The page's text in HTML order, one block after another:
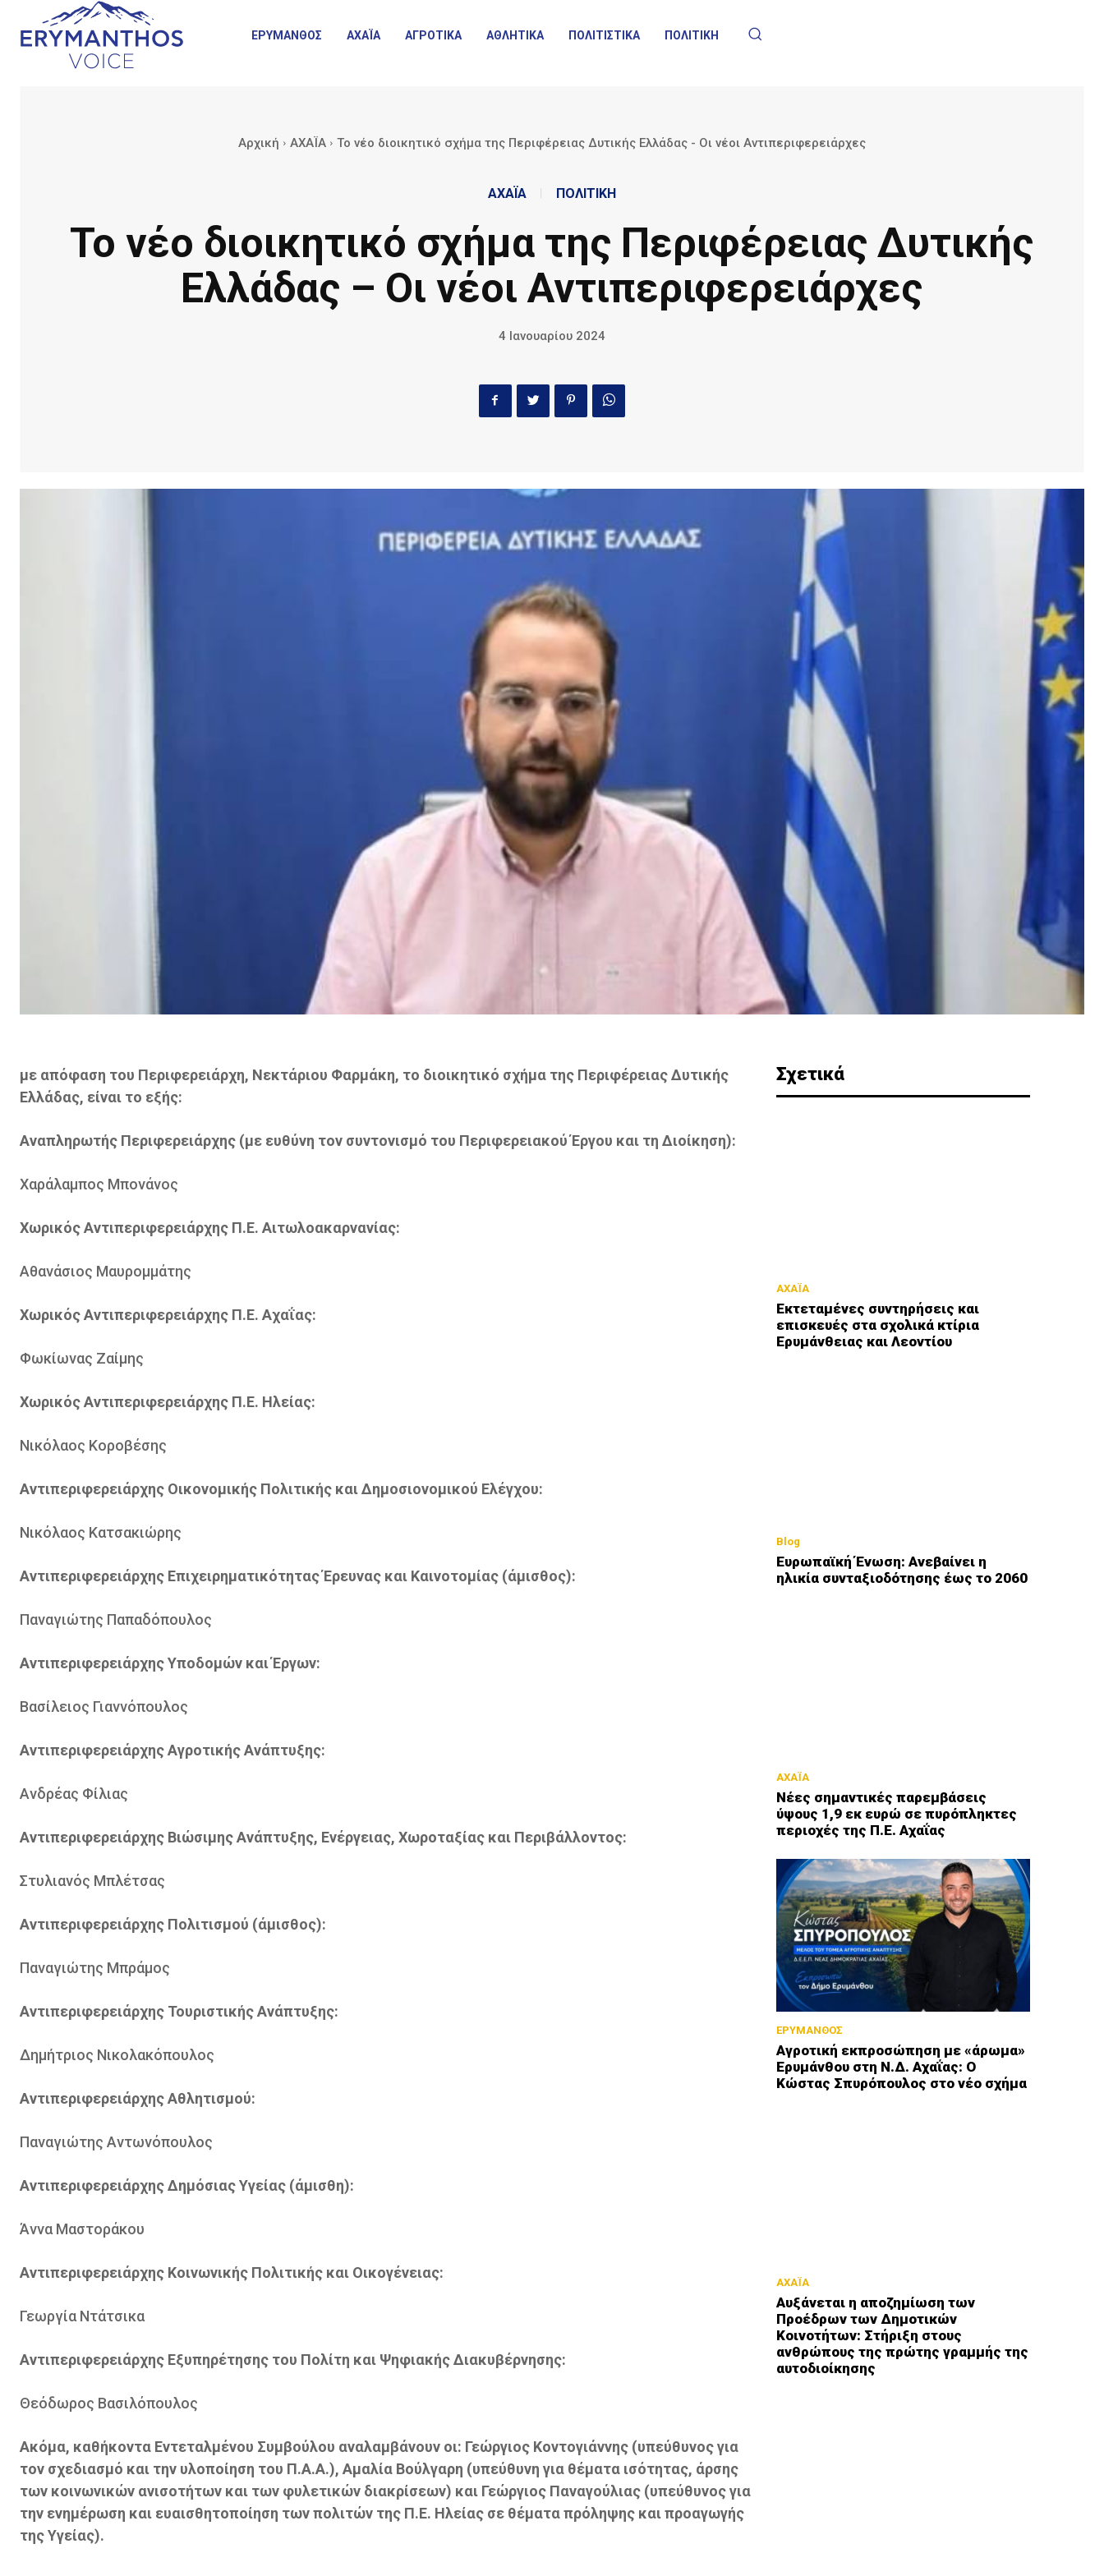
ΕΡΥΜΑΝΘΟΣ ΑΧΑΪΑ ΑΓΡΟΤΙΚΑ ΑΘΛΗΤΙΚΑ ΠΟΛΙΤΙΣΤΙΚΑ ΠΟΛΙΤΙΚΗ
Αρχική ΑΧΑΪΑ Το νέο διοικητικό σχήμα της Περιφέρειας Δυτικής Ελλάδας - Οι νέοι Αντιπεριφερειάρχες
ΑΧΑΪΑ ΠΟΛΙΤΙΚΗ
Το νέο διοικητικό σχήμα της Περιφέρειας Δυτικής
Ελλάδας – Οι νέοι Αντιπεριφερειάρχες
4 Ιανουαρίου 2024
με απόφαση του Περιφερειάρχη, Νεκτάριου Φαρμάκη, το διοικητικό σχήμα της Περιφέρειας Δυτικής
Ελλάδας, είναι το εξής:
Αναπληρωτής Περιφερειάρχης (με ευθύνη τον συντονισμό του Περιφερειακού Έργου και τη Διοίκηση):
Χαράλαμπος Μπονάνος
Χωρικός Αντιπεριφερειάρχης Π.Ε. Αιτωλοακαρνανίας:
Αθανάσιος Μαυρομμάτης
Χωρικός Αντιπεριφερειάρχης Π.Ε. Αχαΐας:
Φωκίωνας Ζαίμης
Χωρικός Αντιπεριφερειάρχης Π.Ε. Ηλείας:
Νικόλαος Κοροβέσης
Αντιπεριφερειάρχης Οικονομικής Πολιτικής και Δημοσιονομικού Ελέγχου:
Νικόλαος Κατσακιώρης
Αντιπεριφερειάρχης Επιχειρηματικότητας Έρευνας και Καινοτομίας (άμισθος):
Παναγιώτης Παπαδόπουλος
Αντιπεριφερειάρχης Υποδομών και Έργων:
Βασίλειος Γιαννόπουλος
Αντιπεριφερειάρχης Αγροτικής Ανάπτυξης:
Ανδρέας Φίλιας
Αντιπεριφερειάρχης Βιώσιμης Ανάπτυξης, Ενέργειας, Χωροταξίας και Περιβάλλοντος:
Στυλιανός Μπλέτσας
Αντιπεριφερειάρχης Πολιτισμού (άμισθος):
Παναγιώτης Μπράμος
Αντιπεριφερειάρχης Τουριστικής Ανάπτυξης:
Δημήτριος Νικολακόπουλος
Αντιπεριφερειάρχης Αθλητισμού:
Παναγιώτης Αντωνόπουλος
Αντιπεριφερειάρχης Δημόσιας Υγείας (άμισθη):
Άννα Μαστοράκου
Αντιπεριφερειάρχης Κοινωνικής Πολιτικής και Οικογένειας:
Γεωργία Ντάτσικα
Αντιπεριφερειάρχης Εξυπηρέτησης του Πολίτη και Ψηφιακής Διακυβέρνησης:
Θεόδωρος Βασιλόπουλος
Ακόμα, καθήκοντα Εντεταλμένου Συμβούλου αναλαμβάνουν οι: Γεώργιος Κοντογιάννης (υπεύθυνος για
τον σχεδιασμό και την υλοποίηση του Π.Α.Α.), Αμαλία Βούλγαρη (υπεύθυνη για θέματα ισότητας, άρσης
των κοινωνικών ανισοτήτων και των φυλετικών διακρίσεων) και Γεώργιος Παναγούλιας (υπεύθυνος για
την ενημέρωση και ευαισθητοποίηση των πολιτών της Π.Ε. Ηλείας σε θέματα πρόληψης και προαγωγής
της Υγείας).
Σχετικά
ΑΧΑΪΑ
Εκτεταμένες συντηρήσεις και
επισκευές στα σχολικά κτίρια
Ερυμάνθειας και Λεοντίου
Blog
Ευρωπαϊκή Ένωση: Ανεβαίνει η
ηλικία συνταξιοδότησης έως το 2060
ΑΧΑΪΑ
Νέες σημαντικές παρεμβάσεις
ύψους 1,9 εκ ευρώ σε πυρόπληκτες
περιοχές της Π.Ε. Αχαΐας
ΕΡΥΜΑΝΘΟΣ
Αγροτική εκπροσώπηση με «άρωμα»
Ερυμάνθου στη Ν.Δ. Αχαΐας: Ο
Κώστας Σπυρόπουλος στο νέο σχήμα
ΑΧΑΪΑ
Αυξάνεται η αποζημίωση των
Προέδρων των Δημοτικών
Κοινοτήτων: Στήριξη στους
ανθρώπους της πρώτης γραμμής της
αυτοδιοίκησης